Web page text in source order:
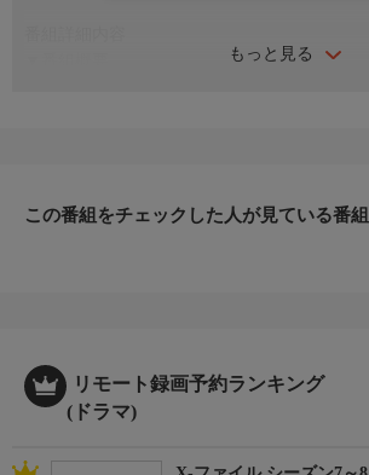
もっと見る
▼エピソード内容
会社から支払いがあったことを突き止める。
この番組をチェックした人が見ている番組
リモート録画予約ランキング
(ドラマ)